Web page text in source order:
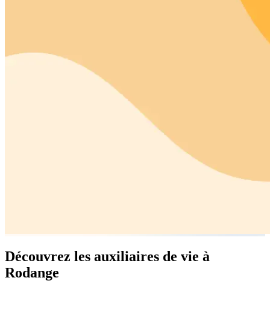
Découvrez les auxiliaires de vie à
Rodange